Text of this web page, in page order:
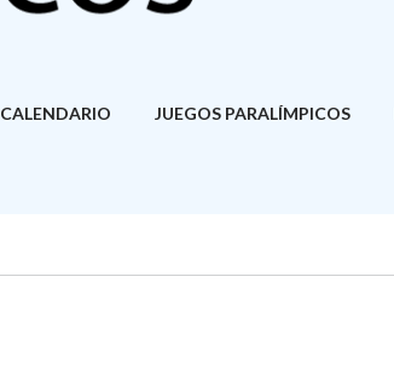
CALENDARIO JUEGOS PARALÍMPICOS